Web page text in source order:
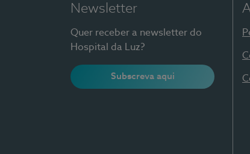
Newsletter
Quer receber a newsletter do
Hospital da Luz?
Subscreva aqui